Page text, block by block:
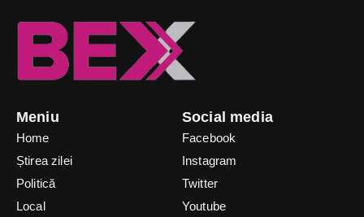
Meniu
Home
Știrea zilei
Politică
Local
Social media
Facebook
Instagram
Twitter
Youtube